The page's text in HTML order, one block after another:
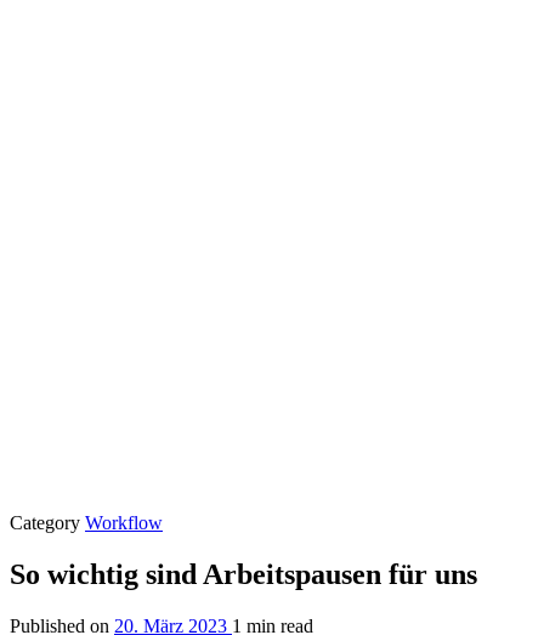
Category Workflow
So wichtig sind Arbeitspausen für uns
Published on 20. März 2023 1 min read